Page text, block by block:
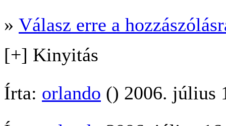
» Válasz erre a
[+] Kinyitás
Írta: orlando () 2006. július